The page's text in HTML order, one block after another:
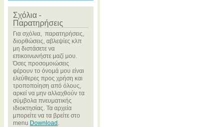
Σχόλια -
Παρατηρήσεις
Για σχόλια, παρατηρήσεις,
διορθώσεις, αβλεψίες κλπ
μη διστάσετε να
επικοινωνήστε μαζί μου.
Όσες προσομοιώσεις
φέρουν το όνομά μου είναι
ελεύθερες προς χρήση και
τροποποίηση από όλους,
αρκεί να μην αλλαχθούν τα
σύμβολα πνευματικής
ιδιοκτησίας. Τα αρχεία
μπορείτε να τα βρείτε στο
menu Download .